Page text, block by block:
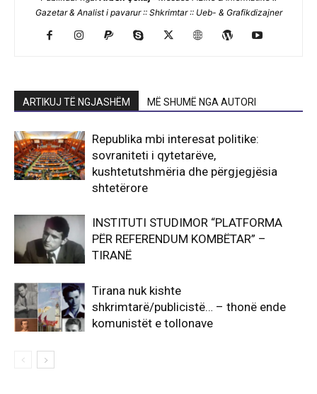
Gazetar & Analist i pavarur :: Shkrimtar :: Ueb- & Grafikdizajner
ARTIKUJ TË NGJASHËM MË SHUMË NGA AUTORI
Republika mbi interesat politike:
sovraniteti i qytetarëve,
kushtetutshmëria dhe përgjegjësia
shtetërore
INSTITUTI STUDIMOR “PLATFORMA
PËR REFERENDUM KOMBËTAR” –
TIRANË
Tirana nuk kishte
shkrimtarë/publicistë… – thonë ende
komunistët e tollonave